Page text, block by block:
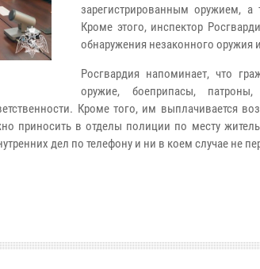
зарегистрированным оружием, а
Кроме этого, инспектор
обнаружения незаконного оружия
Росгвардия напоминает, что
оружие, боеприпасы,
Кроме того, им выплачивается
приносить в отделы полиции по месту
дел по телефону и ни в коем случае не